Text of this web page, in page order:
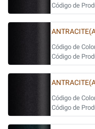
Código de
Código de
Código de
Código de
Código de